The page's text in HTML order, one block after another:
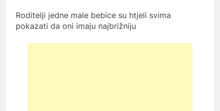
Roditelji jedne male bebice su htjeli svima
pokazati da oni imaju najbrižniju